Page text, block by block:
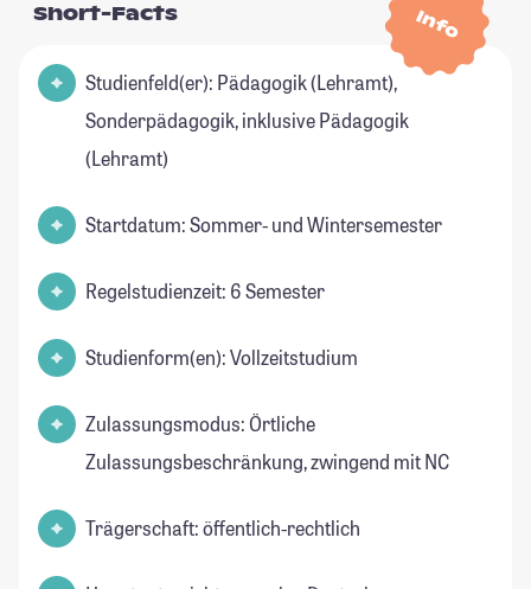
Info
Short-Facts
Studienfeld(er): Pädagogik (Lehramt),
Sonderpädagogik, inklusive Pädagogik
(Lehramt)
Startdatum: Sommer- und Wintersemester
Regelstudienzeit: 6 Semester
Studienform(en): Vollzeitstudium
Zulassungsmodus: Örtliche
Zulassungsbeschränkung, zwingend mit NC
Trägerschaft: öffentlich-rechtlich